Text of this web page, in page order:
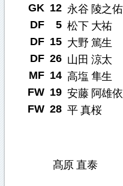
GK 12 永谷 陵之佑
DF
5 松下 大祐
DF 15 大野 篤生
DF 26 山田 涼太
MF 14 高塩 隼生
FW 19 安藤 阿雄依
FW 28 平 真桜
髙原 直泰